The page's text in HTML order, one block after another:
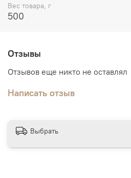
Вес товара, г
500
Отзывы
Отзывов еще никто не оставлял
Написать отзыв
Выбрать